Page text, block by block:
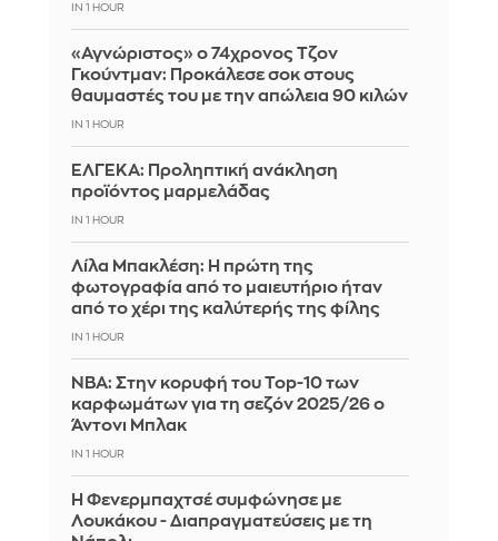
IN 1 HOUR
«Αγνώριστος» ο 74χρονος Τζον
Γκούντμαν: Προκάλεσε σοκ στους
θαυμαστές του με την απώλεια 90 κιλών
IN 1 HOUR
ΕΛΓΕΚΑ: Προληπτική ανάκληση
προϊόντος μαρμελάδας
IN 1 HOUR
Λίλα Μπακλέση: Η πρώτη της
φωτογραφία από το μαιευτήριο ήταν
από το χέρι της καλύτερής της φίλης
IN 1 HOUR
ΝΒΑ: Στην κορυφή του Top-10 των
καρφωμάτων για τη σεζόν 2025/26 ο
Άντονι Μπλακ
IN 1 HOUR
Η Φενερμπαχτσέ συμφώνησε με
Λουκάκου - Διαπραγματεύσεις με τη